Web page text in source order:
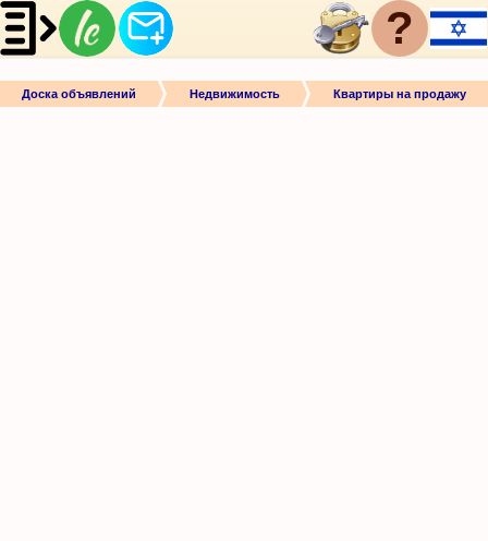
?
Доска объявлений Недвижимость Квартиры на продажу